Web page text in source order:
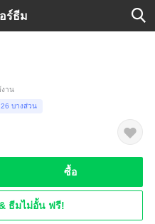
ร์ธีม
าน
บางส่วน
ซื้อ
ธีมไม่อั้น ฟรี!